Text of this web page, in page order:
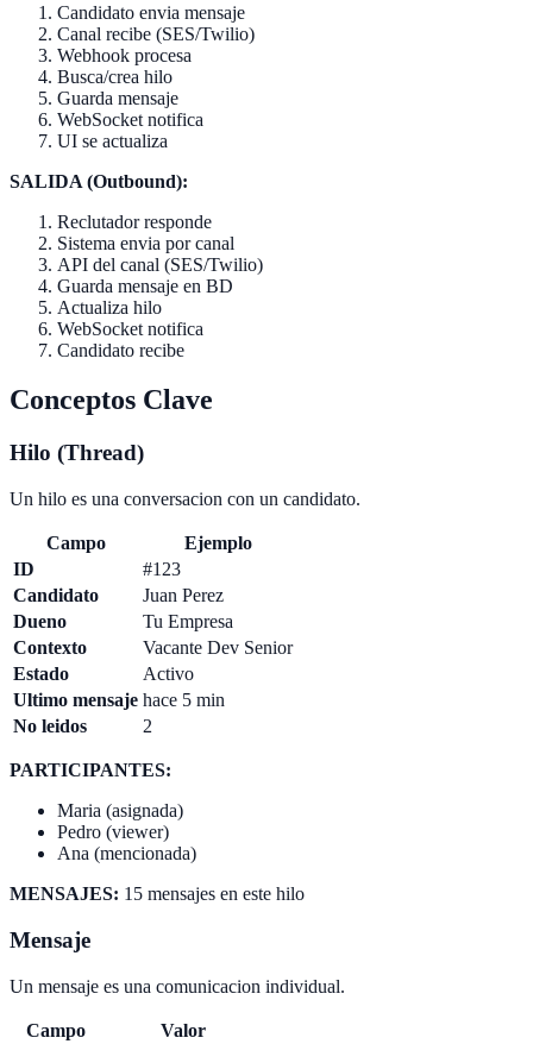
Candidato envia mensaje
Canal recibe (SES/Twilio)
Webhook procesa
Busca/crea hilo
Guarda mensaje
WebSocket notifica
UI se actualiza
SALIDA (Outbound):
Reclutador responde
Sistema envia por canal
API del canal (SES/Twilio)
Guarda mensaje en BD
Actualiza hilo
WebSocket notifica
Candidato recibe
Conceptos Clave
Hilo (Thread)
Un hilo es una conversacion con un candidato.
Campo
Ejemplo
ID
#123
Candidato
Juan Perez
Dueno
Tu Empresa
Contexto
Vacante Dev Senior
Estado
Activo
Ultimo mensaje hace 5 min
No leidos
2
PARTICIPANTES:
Maria (asignada)
Pedro (viewer)
Ana (mencionada)
MENSAJES: 15 mensajes en este hilo
Mensaje
Un mensaje es una comunicacion individual.
Campo
Valor